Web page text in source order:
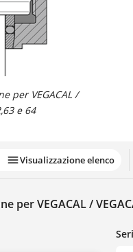
per VEGACAL /
e 64
Visualizzazione elenco
per VEGACAL /